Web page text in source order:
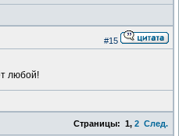
#15
любой!
Страницы: 1, 2 След.